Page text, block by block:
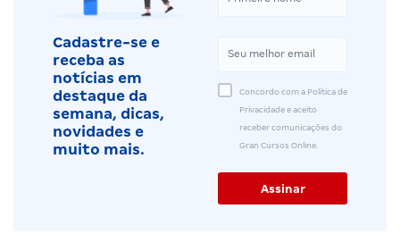
Cadastre-se e
receba as
notícias em
destaque da
semana, dicas,
novidades e
muito mais.
Concordo com a Política de
Privacidade e aceito
receber comunicações do
Gran Cursos Online.